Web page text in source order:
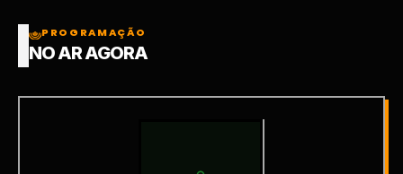
PROGRAMAÇÃO
NO AR AGORA